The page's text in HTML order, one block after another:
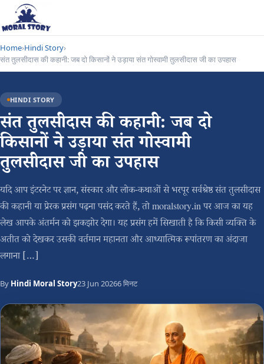
Home›Hindi Story›
संत तुलसीदास की कहानी: जब दो किसानों ने उड़ाया संत गोस्वामी तुलसीदास जी का उपहास
HINDI STORY
संत तुलसीदास की कहानी: जब दो
किसानों ने उड़ाया संत गोस्वामी
तुलसीदास जी का उपहास
यदि आप इंटरनेट पर ज्ञान, संस्कार और लोक-कथाओं से भरपूर सर्वश्रेष्ठ संत तुलसीदास
की कहानी या प्रेरक प्रसंग पढ़ना पसंद करते हैं, तो moralstory.in पर आज का यह
लेख आपके अंतर्मन को झकझोर देगा। यह प्रसंग हमें सिखाती है कि किसी व्यक्ति के
अतीत को देखकर उसकी वर्तमान महानता और आध्यात्मिक रूपांतरण का अंदाजा
लगाना […]
By Hindi Moral Story23 Jun 20266 मिनट